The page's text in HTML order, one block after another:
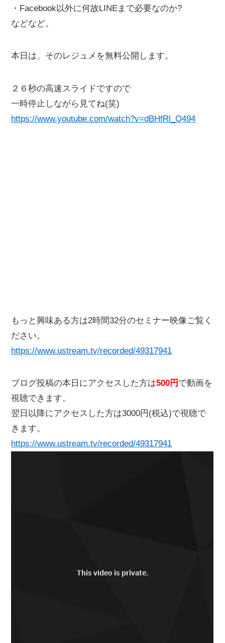
・Facebook以外に何故LINEまで必要なのか?
などなど。
本日は、そのレジュメを無料公開します。
２６秒の高速スライドですので
一時停止しながら見てね(笑)
https://www.youtube.com/watch?v=dBHfRl_Q494
もっと興味ある方は2時間32分のセミナー映像ご覧く
ださい。
https://www.ustream.tv/recorded/49317941
ブログ投稿の本日にアクセスした方は500円 で動画を
視聴できます。
翌日以降にアクセスした方は3000円(税込)で視聴で
きます。
https://www.ustream.tv/recorded/49317941